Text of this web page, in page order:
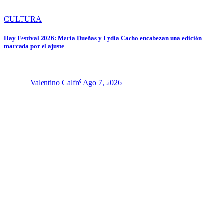
CULTURA
Hay Festival 2026: María Dueñas y Lydia Cacho encabezan una edición
marcada por el ajuste
Valentino Galfré Ago 7, 2026